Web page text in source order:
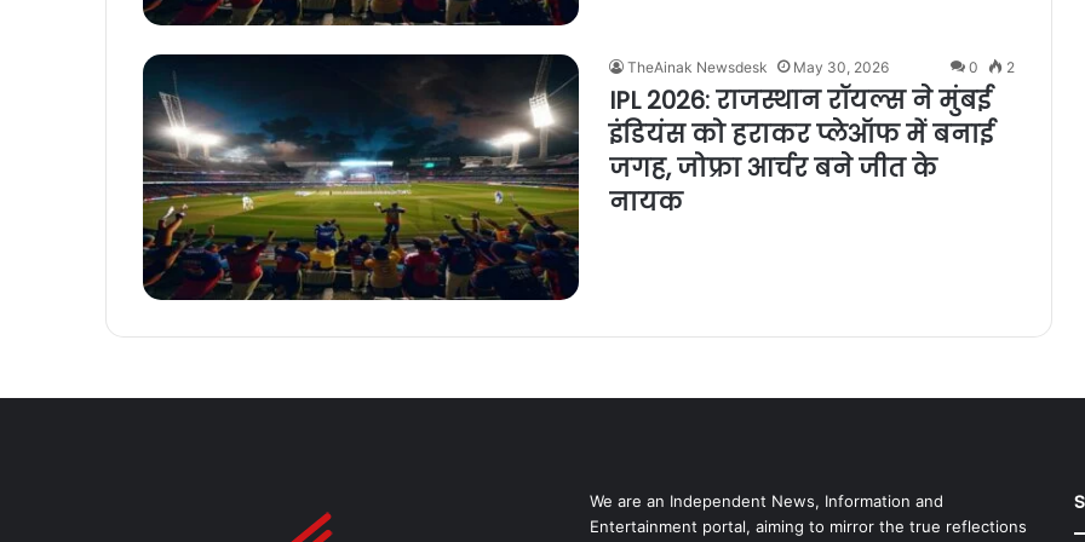
TheAinak Newsdesk May 30, 2026 0 2
IPL 2026: राजस्थान रॉयल्स ने मुंबई
इंडियंस को हराकर प्लेऑफ में बनाई
जगह, जोफ्रा आर्चर बने जीत के
नायक
We are an Independent News, Information and
Entertainment portal, aiming to mirror the true reflections